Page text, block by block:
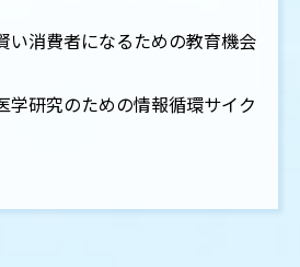
い消費者になるための教育機会
学研究のための情報循環サイク